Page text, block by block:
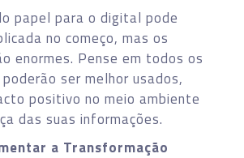
papel para o digital pode
no começo, mas os
enormes. Pense em todos os
ser melhor usados,
positivo no meio ambiente
das suas informações.
a Transformação